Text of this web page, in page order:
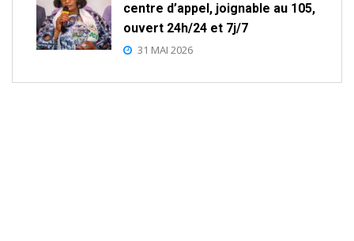
centre d’appel, joignable au 105,
ouvert 24h/24 et 7j/7
31 MAI 2026